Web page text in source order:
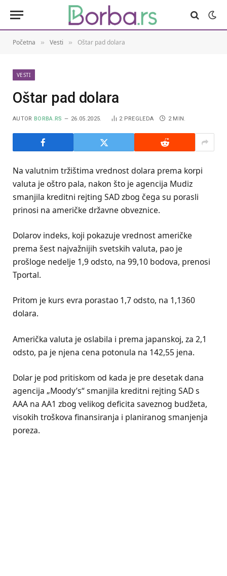
Početna » Vesti » Oštar pad dolara
VESTI
Oštar pad dolara
AUTOR BORBA.RS 26.05.2025. 2 PREGLEDA 2 MIN.
Na valutnim tržištima vrednost dolara prema korpi
valuta je oštro pala, nakon što je agencija Mudiz
smanjila kreditni rejting SAD zbog čega su porasli
prinosi na američke državne obveznice.
Dolarov indeks, koji pokazuje vrednost američke
prema šest najvažnijih svetskih valuta, pao je
prošloge nedelje 1,9 odsto, na 99,10 bodova, prenosi
Tportal.
Pritom je kurs evra porastao 1,7 odsto, na 1,1360
dolara.
Američka valuta je oslabila i prema japanskoj, za 2,1
odsto, pa je njena cena potonula na 142,55 jena.
Dolar je pod pritiskom od kada je pre desetak dana
agencija „Moody’s“ smanjila kreditni rejting SAD s
AAA na AA1 zbog velikog deficita saveznog budžeta,
visokih troškova finansiranja i planiranog smanjenja
poreza.